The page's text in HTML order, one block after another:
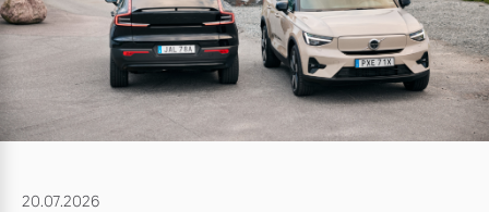
20.07.2026